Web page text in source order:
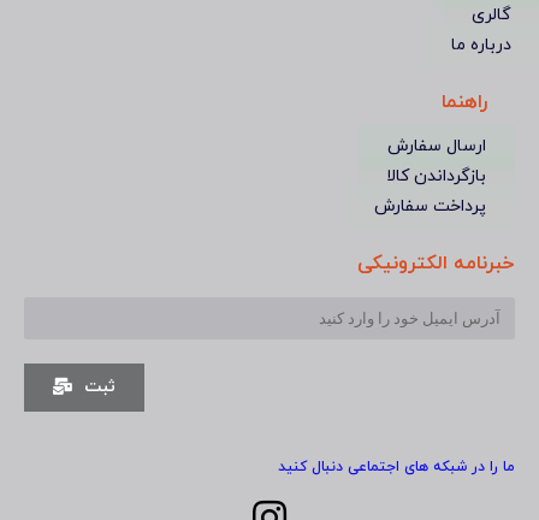
گالری
درباره ما
راهنما
ارسال سفارش
بازگرداندن کالا
پرداخت سفارش
خبرنامه الکترونیکی
ثبت
ما را در شبکه های اجتماعی دنبال کنید